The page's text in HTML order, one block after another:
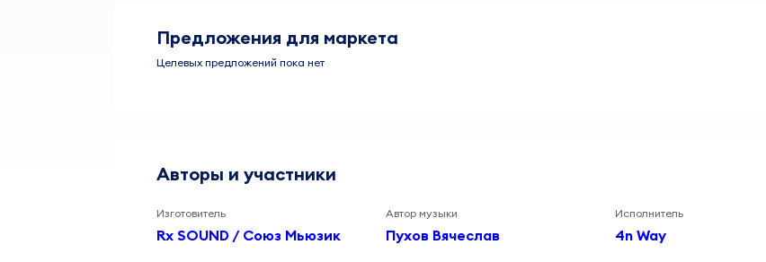
Предложения для маркета
Целевых предложений пока нет
Авторы и участники
Изготовитель
Rx SOUND / Союз Мьюзик
Автор музыки
Пухов Вячеслав
Исполнитель
4n Way